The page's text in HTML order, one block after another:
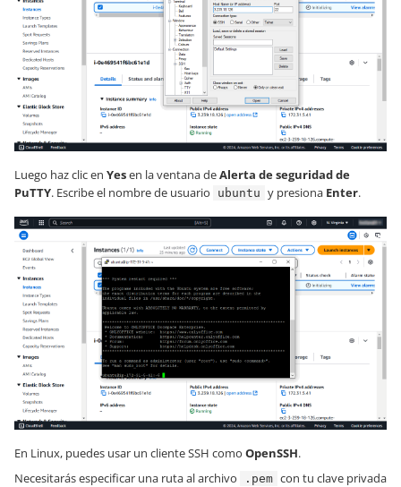
Luego haz clic en Yesen la ventana deAlerta de seguridad de
PuTTY. Escribe el nombre de usuario ubuntu y presiona Enter.
En Linux, puedes usar un cliente SSH como OpenSSH.
Necesitarás especificar una ruta al archivo
.pem con tu clave privada